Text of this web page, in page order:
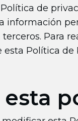
de
información
Para
Política